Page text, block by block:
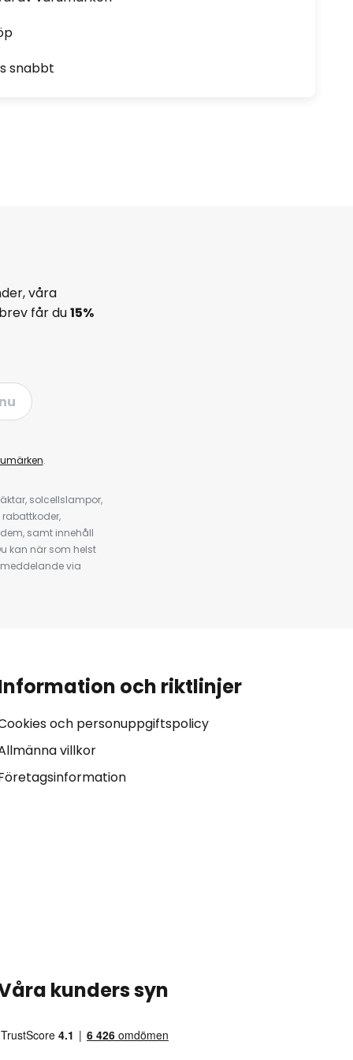
snabbt
våra
får du15%
.
solcellslampor,
samt innehåll
kan när som helst
via
och riktlinjer
och personuppgiftspolicy
villkor
kunders syn